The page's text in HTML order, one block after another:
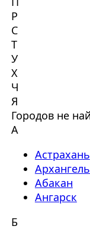
Р
С
Т
У
Х
Ч
Я
Городов не
А
Астрахань
Абакан
Ангарск
Б